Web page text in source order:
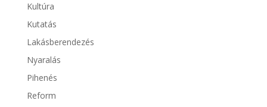
Kultúra
Kutatás
Lakásberendezés
Nyaralás
Pihenés
Reform